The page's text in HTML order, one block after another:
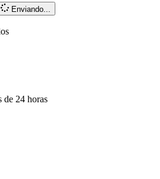
Enviando...
de 24 horas